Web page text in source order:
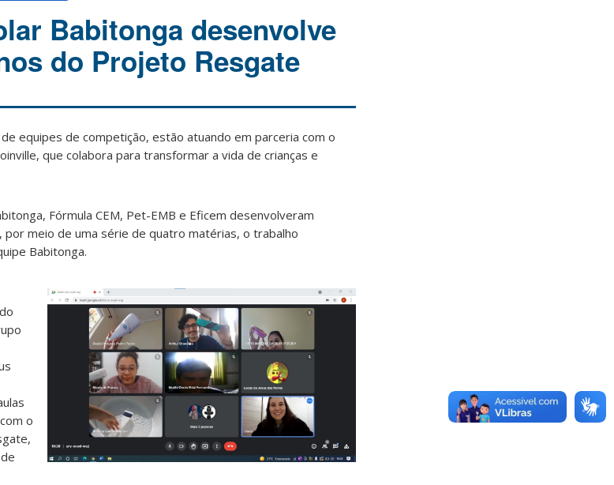
Babitonga desenvolve
do Projeto Resgate
equipes de competição, estão atuando em parceria com o
que colabora para transformar a vida de crianças e
Fórmula CEM, Pet-EMB e Eficem desenvolveram
por meio de uma série de quatro matérias, o trabalho
Babitonga.
o